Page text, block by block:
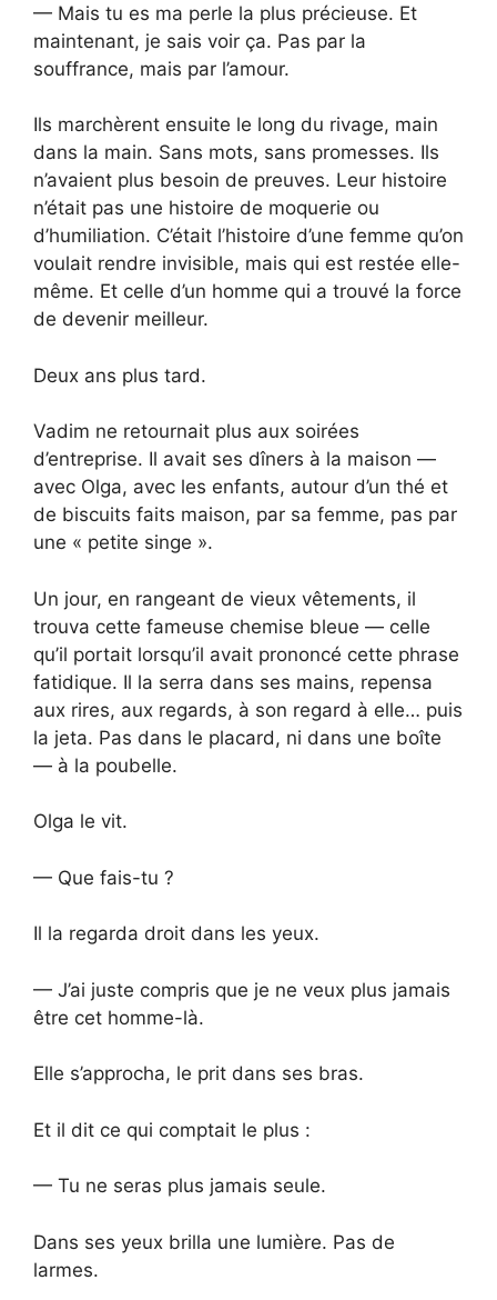
— Mais tu es ma perle la plus précieuse. Et
maintenant, je sais voir ça. Pas par la
souffrance, mais par l’amour.
Ils marchèrent ensuite le long du rivage, main
dans la main. Sans mots, sans promesses. Ils
n’avaient plus besoin de preuves. Leur histoire
n’était pas une histoire de moquerie ou
d’humiliation. C’était l’histoire d’une femme qu’on
voulait rendre invisible, mais qui est restée elle-
même. Et celle d’un homme qui a trouvé la force
de devenir meilleur.
Deux ans plus tard.
Vadim ne retournait plus aux soirées
d’entreprise. Il avait ses dîners à la maison —
avec Olga, avec les enfants, autour d’un thé et
de biscuits faits maison, par sa femme, pas par
une « petite singe ».
Un jour, en rangeant de vieux vêtements, il
trouva cette fameuse chemise bleue — celle
qu’il portait lorsqu’il avait prononcé cette phrase
fatidique. Il la serra dans ses mains, repensa
aux rires, aux regards, à son regard à elle… puis
la jeta. Pas dans le placard, ni dans une boîte
— à la poubelle.
Olga le vit.
— Que fais-tu ?
Il la regarda droit dans les yeux.
— J’ai juste compris que je ne veux plus jamais
être cet homme-là.
Elle s’approcha, le prit dans ses bras.
Et il dit ce qui comptait le plus :
— Tu ne seras plus jamais seule.
Dans ses yeux brilla une lumière. Pas de
larmes.